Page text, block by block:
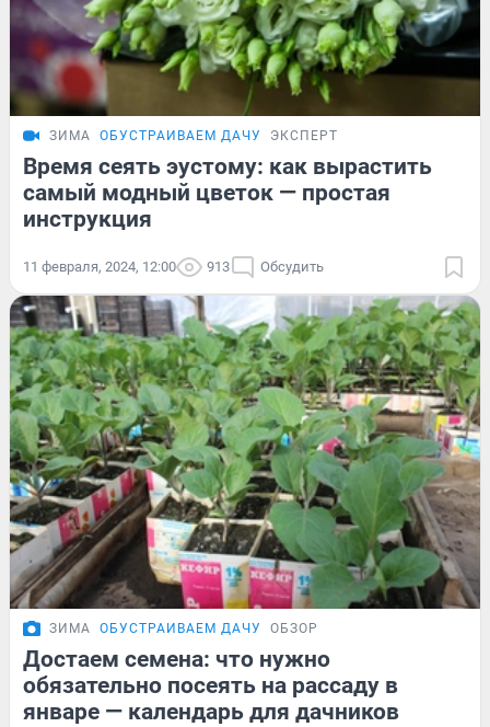
ЗИМА ОБУСТРАИВАЕМ ДАЧУ ЭКСПЕРТ
Время сеять эустому: как вырастить
самый модный цветок — простая
инструкция
11 февраля, 2024, 12:00 913 Обсудить
ЗИМА ОБУСТРАИВАЕМ ДАЧУ ОБЗОР
Достаем семена: что нужно
обязательно посеять на рассаду в
январе — календарь для дачников